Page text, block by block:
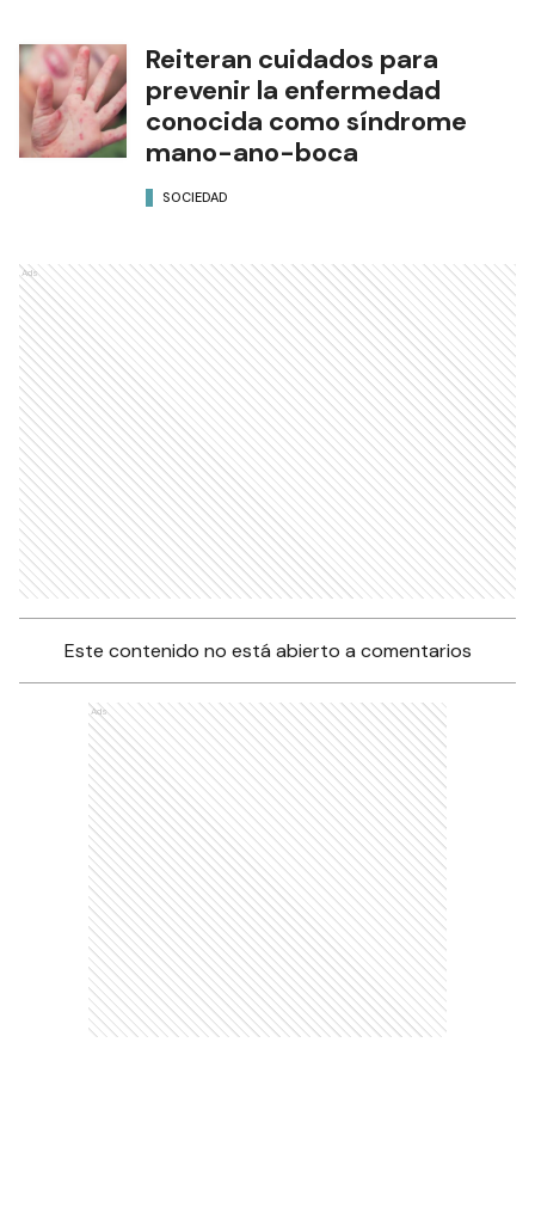
Reiteran cuidados para
prevenir la enfermedad
conocida como síndrome
mano-ano-boca
SOCIEDAD
Ads
Este contenido no está abierto a comentarios
Ads